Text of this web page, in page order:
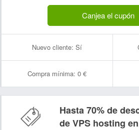
Canjea el cupón
Nuevo cliente: Sí
Compra mínima: 0 €
Hasta 70% de
de VPS hosting